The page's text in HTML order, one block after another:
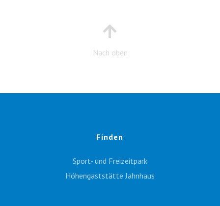
Nach oben
Finden
Sport- und Freizeitpark
Höhengaststätte Jahnhaus